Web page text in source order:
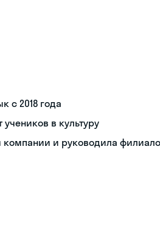
с 2018 года
в культуру
компании и руководила